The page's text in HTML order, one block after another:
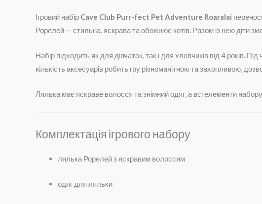
Ігровий набір Cave Club Purr-fect Pet Adventure Roaralai
Рорелей — стильна, яскрава та обожнює котів. Разом із нею діти
Набір підходить як для дівчаток, так і для хлопчиків від 4 років.
кількість аксесуарів робить гру різноманітною та захопливою,
Лялька має яскраве волосся та знімний одяг, а всі елементи
Комплектація ігрового набору
лялька Рорелей з яскравим волоссям
одяг для ляльки